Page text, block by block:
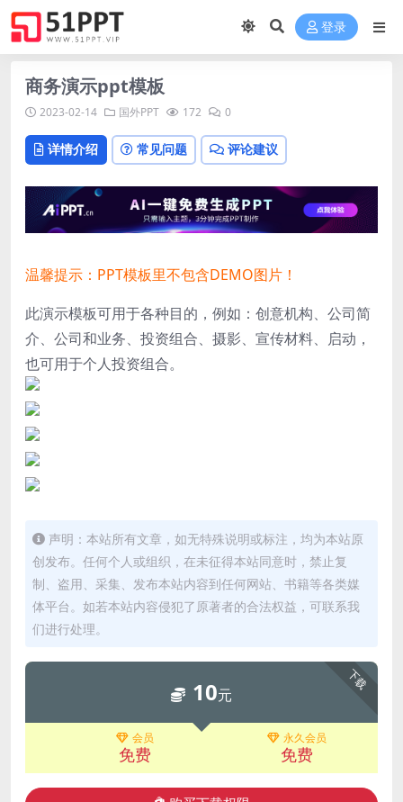
登录
商务演示ppt模板
2023-02-14 国外PPT 172 0
详情介绍 常见问题 评论建议
温馨提示：PPT模板里不包含DEMO图片！
此演示模板可用于各种目的，例如：创意机构、公司简
介、公司和业务、投资组合、摄影、宣传材料、启动，
也可用于个人投资组合。
声明：本站所有文章，如无特殊说明或标注，均为本站原
创发布。任何个人或组织，在未征得本站同意时，禁止复
制、盗用、采集、发布本站内容到任何网站、书籍等各类媒
体平台。如若本站内容侵犯了原著者的合法权益，可联系我
们进行处理。
下载
10元
会员
免费
永久会员
免费